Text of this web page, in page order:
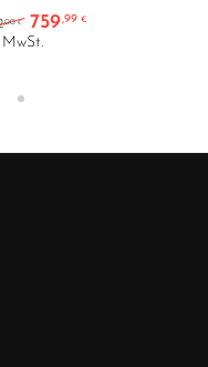
€
€.
,00€ Ursprünglicher Preis
759,99€
MwSt.